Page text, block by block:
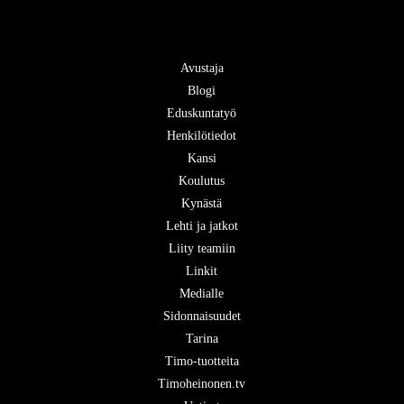
Avustaja
Blogi
Eduskuntatyö
Henkilötiedot
Kansi
Koulutus
Kynästä
Lehti ja jatkot
Liity teamiin
Linkit
Medialle
Sidonnaisuudet
Tarina
Timo-tuotteita
Timoheinonen.tv